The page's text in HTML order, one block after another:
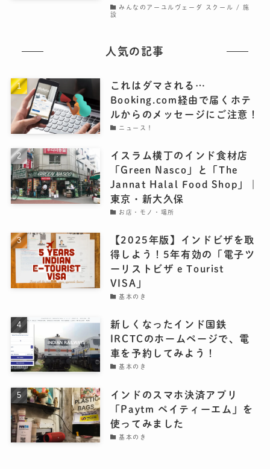
みんなのアーユルヴェーダ スクール / 施
設
人気の記事
これはダマされる…
Booking.com経由で届くホテ
ルからのメッセージにご注意！
ニュース！
イスラム横丁のインド食材店
「Green Nasco」と「The
Jannat Halal Food Shop」｜
東京・新大久保
お店・モノ・場所
【2025年版】インドビザを取
得しよう！5年有効の「電子ツ
ーリストビザ e Tourist
VISA」
基本のき
新しくなったインド国鉄
IRCTCのホームページで、電
車を予約してみよう！
基本のき
インドのスマホ決済アプリ
「Paytm ペイティーエム」を
使ってみました
基本のき